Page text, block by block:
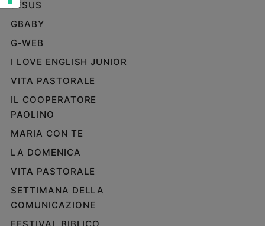
Cinema,
e
streaming
Famiglia
educazione
Genitori
Nonni
Coppia
Scuola
JESUS
GBABY
G-WEB
I LOVE ENGLISH JUNIOR
VITA PASTORALE
IL COOPERATORE
PAOLINO
MARIA CON TE
LA DOMENICA
VITA PASTORALE
SETTIMANA DELLA
COMUNICAZIONE